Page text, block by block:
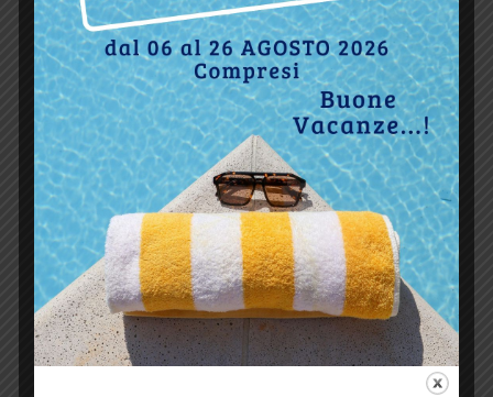
Download8Dimensioni file801 KB Conteggio file1
Data di creazioneAprile 16, 2021
Ultimo aggiornamentoAprile 8, 2025
Download
DESCRIZIONE
SIMILAR DOWNLOADS